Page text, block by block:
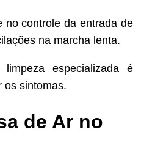
no controle da entrada de
na marcha lenta.
especializada é
os sintomas.
de Ar no